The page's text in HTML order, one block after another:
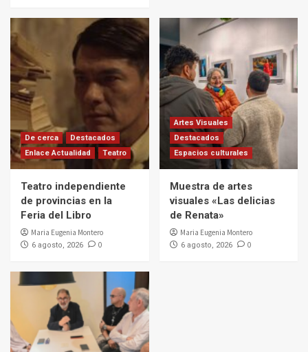
De cerca
Destacados
Enlace Actualidad
Teatro
Teatro independiente
de provincias en la
Feria del Libro
Maria Eugenia Montero
6 agosto, 2026 0
Artes Visuales
Destacados
Espacios culturales
Muestra de artes
visuales «Las delicias
de Renata»
Maria Eugenia Montero
6 agosto, 2026 0